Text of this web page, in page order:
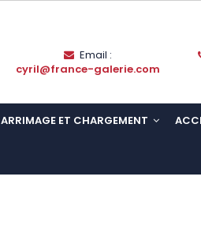
Email :
cyril@france-galerie.com
ARRIMAGE ET CHARGEMENT